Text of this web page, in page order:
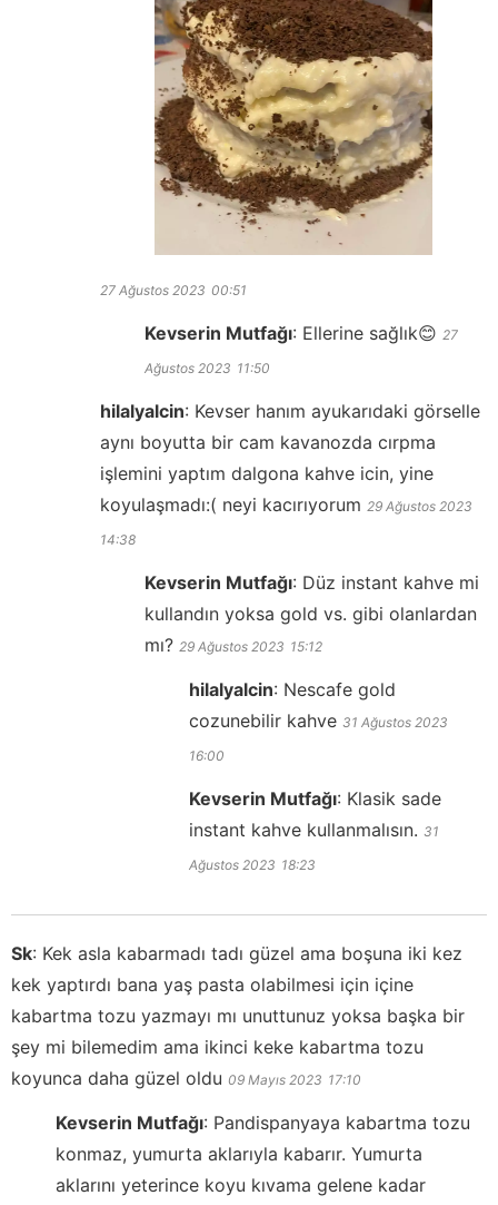
27 Ağustos 2023 00:51
Kevserin Mutfağı: Ellerine sağlık😊 27
Ağustos 2023 11:50
hilalyalcin: Kevser hanım ayukarıdaki görselle
aynı boyutta bir cam kavanozda cırpma
işlemini yaptım dalgona kahve icin, yine
koyulaşmadı:( neyi kacırıyorum 29 Ağustos 2023
14:38
Kevserin Mutfağı: Düz instant kahve mi
kullandın yoksa gold vs. gibi olanlardan
mı? 29 Ağustos 2023 15:12
hilalyalcin: Nescafe gold
cozunebilir kahve 31 Ağustos 2023
16:00
Kevserin Mutfağı: Klasik sade
instant kahve kullanmalısın. 31
Ağustos 2023 18:23
Sk: Kek asla kabarmadı tadı güzel ama boşuna iki kez
kek yaptırdı bana yaş pasta olabilmesi için içine
kabartma tozu yazmayı mı unuttunuz yoksa başka bir
şey mi bilemedim ama ikinci keke kabartma tozu
koyunca daha güzel oldu 09 Mayıs 2023 17:10
Kevserin Mutfağı: Pandispanyaya kabartma tozu
konmaz, yumurta aklarıyla kabarır. Yumurta
aklarını yeterince koyu kıvama gelene kadar